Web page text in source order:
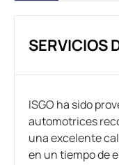
SERVICIOS
ISGO ha sido
automotrices
una excelente
en un tiempo de